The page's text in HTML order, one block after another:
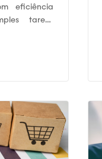
eficiência
tarefa